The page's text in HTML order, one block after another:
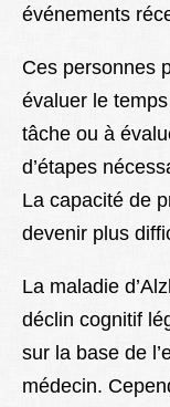
événements
Ces personnes
évaluer le
tâche ou à
d’étapes
La capacité de
devenir plus
La maladie
déclin cognitif
sur la base de
médecin.